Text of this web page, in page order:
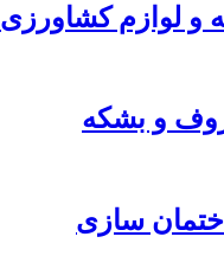
و لوازم کشاورزی
و بشکه
سازی